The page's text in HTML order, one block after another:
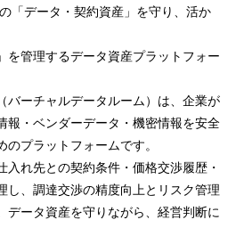
「データ・契約資産」を守り、活か
を管理するデータ資産プラットフォー
バーチャルデータルーム）は、企業が
報・ベンダーデータ・機密情報を安全
プラットフォームです。
入れ先との契約条件・価格交渉履歴・
し、調達交渉の精度向上とリスク管理
データ資産を守りながら、経営判断に